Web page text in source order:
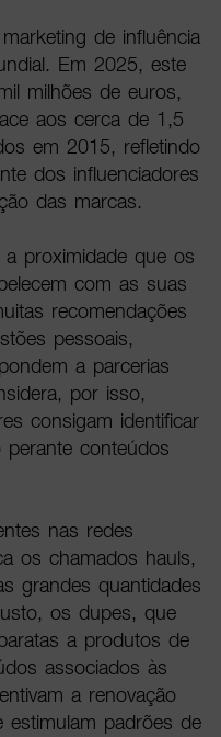
de influência
Em 2025, este
milhões de euros,
aos cerca de 1,5
em 2015, refletindo
dos influenciadores
das marcas.
proximidade que os
com as suas
recomendações
pessoais,
a parcerias
por isso,
consigam identificar
conteúdos
nas redes
os chamados hauls,
grandes quantidades
os dupes, que
a produtos de
associados às
a renovação
padrões de